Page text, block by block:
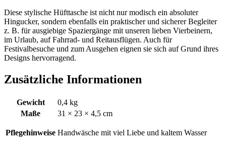
Diese stylische Hüfttasche ist nicht nur modisch ein absoluter
Hingucker, sondern ebenfalls ein praktischer und sicherer Begleiter
z. B. für ausgiebige Spaziergänge mit unseren lieben Vierbeinern,
im Urlaub, auf Fahrrad- und Reitausflügen. Auch für
Festivalbesuche und zum Ausgehen eignen sie sich auf Grund ihres
Designs hervorragend.
Zusätzliche Informationen
Gewicht
0,4 kg
Maße
31 × 23 × 4,5 cm
Pflegehinweise Handwäsche mit viel Liebe und kaltem Wasser